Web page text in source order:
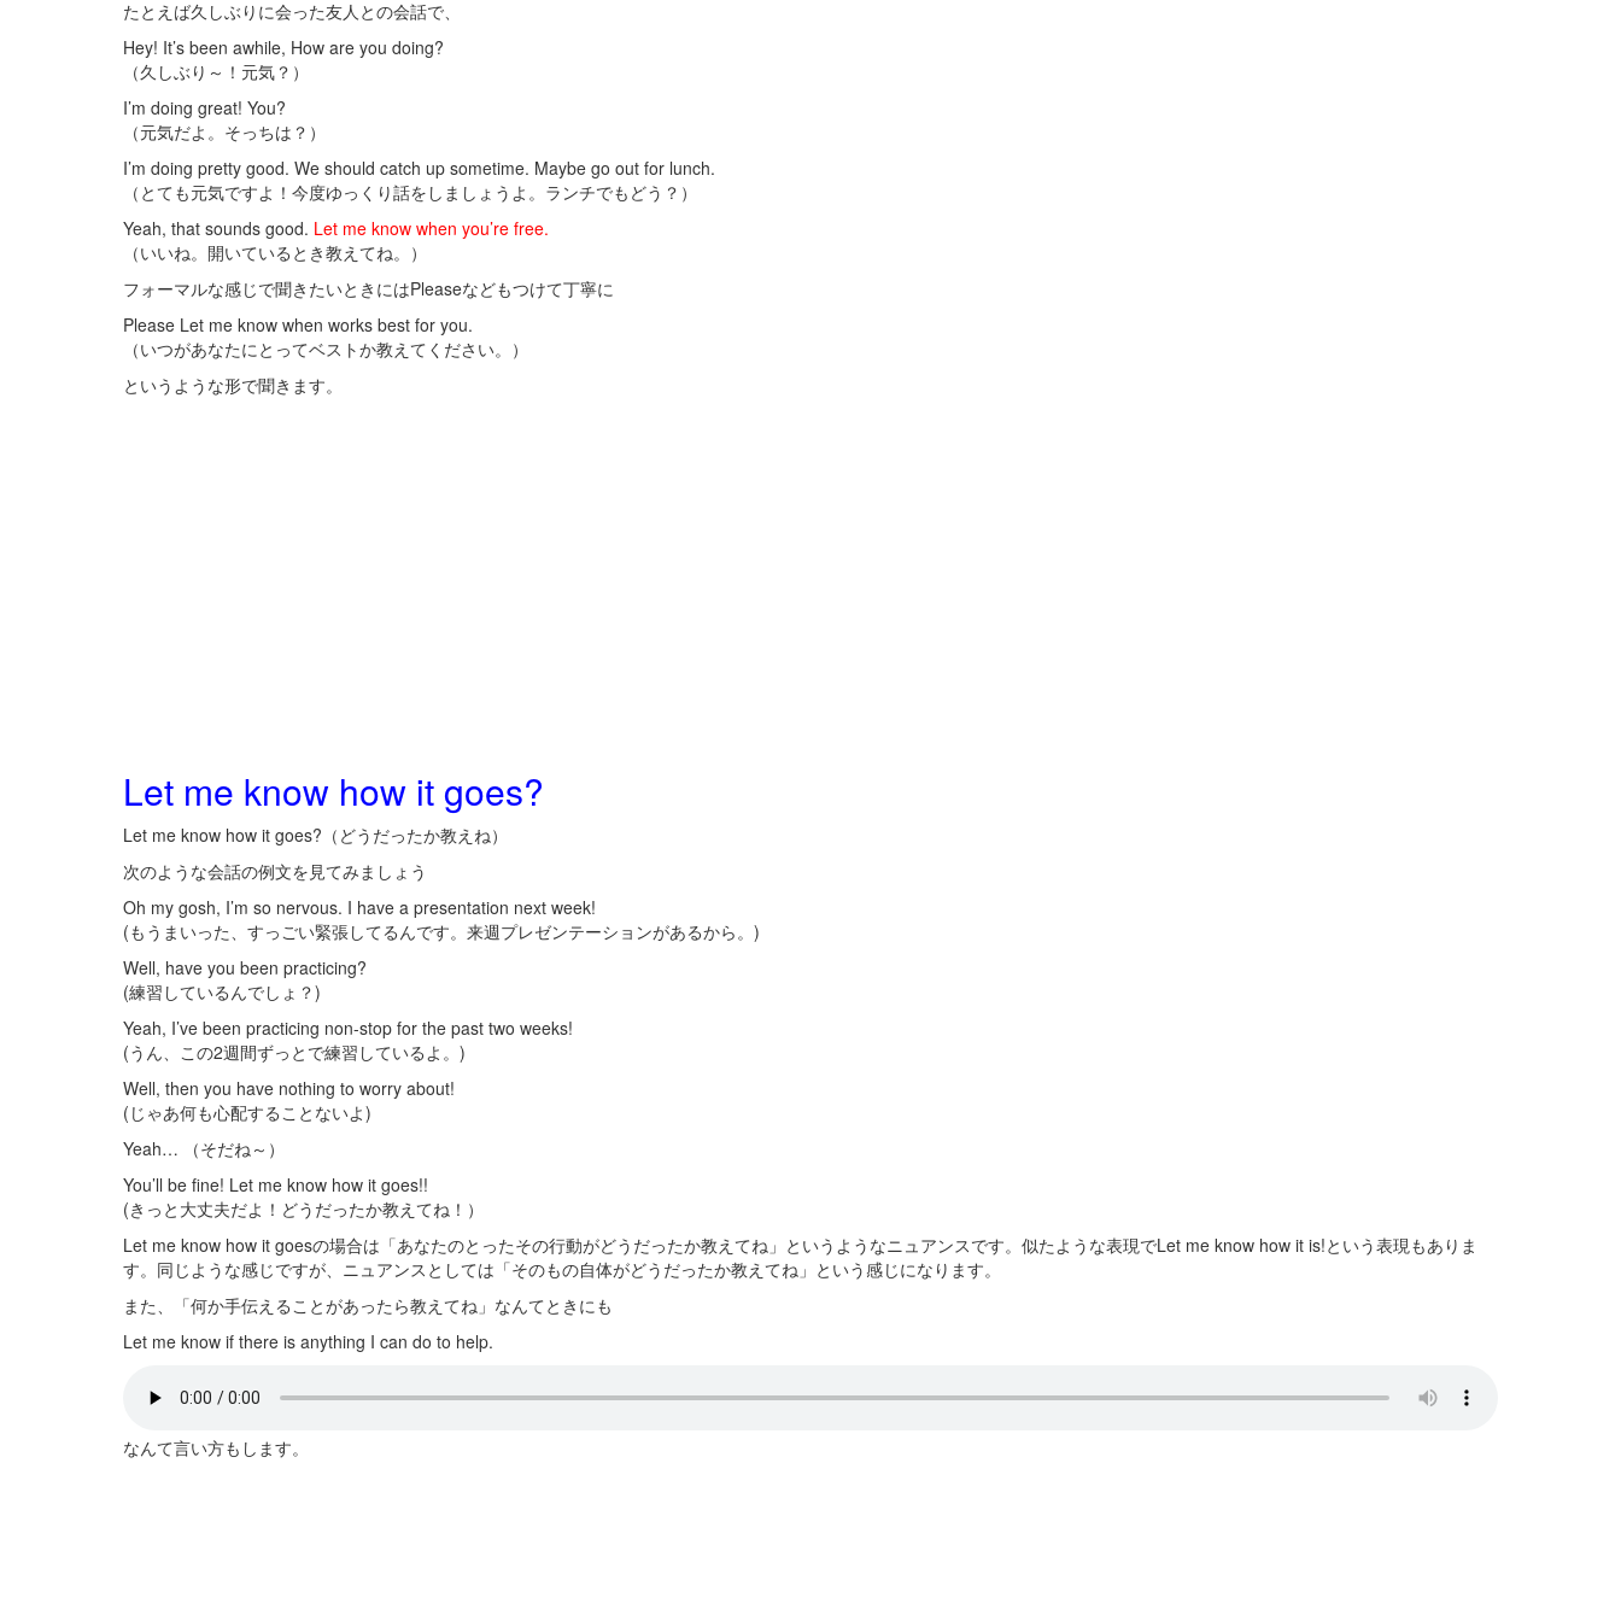
たとえば久しぶりに会った友人との会話で、
Hey! It’s been awhile, How are you doing?
（久しぶり～！元気？）
I’m doing great! You?
（元気だよ。そっちは？）
I’m doing pretty good. We should catch up sometime. Maybe go out for lunch.
（とても元気ですよ！今度ゆっくり話をしましょうよ。ランチでもどう？）
Yeah, that sounds good. Let me know when you’re free.
（いいね。開いているとき教えてね。）
フォーマルな感じで聞きたいときにはPleaseなどもつけて丁寧に
Please Let me know when works best for you.
（いつがあなたにとってベストか教えてください。）
というような形で聞きます。
Let me know how it goes?
Let me know how it goes?（どうだったか教えね）
次のような会話の例文を見てみましょう
Oh my gosh, I’m so nervous. I have a presentation next week!
(もうまいった、すっごい緊張してるんです。来週プレゼンテーションがあるから。)
Well, have you been practicing?
(練習しているんでしょ？)
Yeah, I’ve been practicing non-stop for the past two weeks!
(うん、この2週間ずっとで練習しているよ。)
Well, then you have nothing to worry about!
(じゃあ何も心配することないよ)
Yeah… （そだね～）
You’ll be fine! Let me know how it goes!!
(きっと大丈夫だよ！どうだったか教えてね！）
Let me know how it goesの場合は「あなたのとったその行動がどうだったか教えてね」というようなニュアンスです。似たような表現でLet me know how it is!という表現もありま
す。同じような感じですが、ニュアンスとしては「そのもの自体がどうだったか教えてね」という感じになります。
また、「何か手伝えることがあったら教えてね」なんてときにも
Let me know if there is anything I can do to help.
なんて言い方もします。